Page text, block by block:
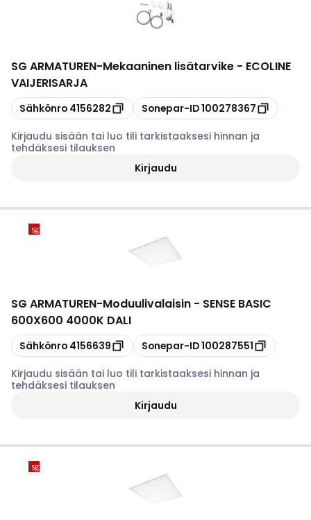
SG ARMATUREN-Mekaaninen lisätarvike - ECOLINE
VAIJERISARJA
Kopioi
Sähkönro 4156282 Kopioi
Sonepar-ID100278367
Kirjaudu sisään tai luo tili tarkistaaksesi hinnan ja
tehdäksesi tilauksen
Kirjaudu
SG ARMATUREN-Moduulivalaisin - SENSE BASIC
600X600 4000K DALI
Kopioi
Sähkönro 4156639 Kopioi
Sonepar-ID100287551
Kirjaudu sisään tai luo tili tarkistaaksesi hinnan ja
tehdäksesi tilauksen
Kirjaudu